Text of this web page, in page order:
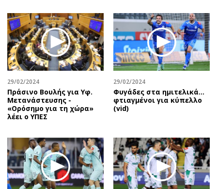
Οικονομία
Real Estate
Επιχειρήσεις
Αγορές
Money Review
AstroBank Properties
Trends
Ενέργεια
Περιβάλλον
Ελλάδα
Κόσμος
Παράξενα
Πολιτική
Οικονομία
Γενικά
Αναδρομές
Πρόσωπα
Περιβάλλον
Good Life
Γυναίκα
Ταξίδια
Συνταγές
Έξοδος
Media
29/02/2024
Πράσινο Βουλής για Υφ.
Μετανάστευσης -
«Ορόσημο για τη χώρα»
λέει ο ΥΠΕΣ
29/02/2024
Φυγάδες στα ημιτελικά…
φτιαγμένοι για κύπελλο
(vid)